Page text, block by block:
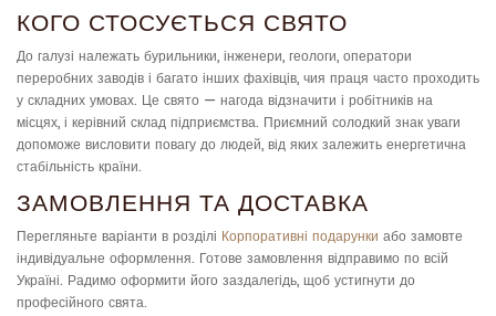
КОГО СТОСУЄТЬСЯ СВЯТО
До галузі належать бурильники, інженери, геологи, оператори
переробних заводів і багато інших фахівців, чия праця часто проходить
у складних умовах. Це свято — нагода відзначити і робітників на
місцях, і керівний склад підприємства. Приємний солодкий знак уваги
допоможе висловити повагу до людей, від яких залежить енергетична
стабільність країни.
ЗАМОВЛЕННЯ ТА ДОСТАВКА
Перегляньте варіанти в розділі Корпоративні подарунки або замовте
індивідуальне оформлення. Готове замовлення відправимо по всій
Україні. Радимо оформити його заздалегідь, щоб устигнути до
професійного свята.